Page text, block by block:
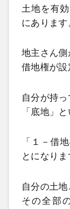
土地を有
にあります
地主さん側
借地権が設
自分が持
「底地」と
「１－借
とになりま
自分の土地
その全部